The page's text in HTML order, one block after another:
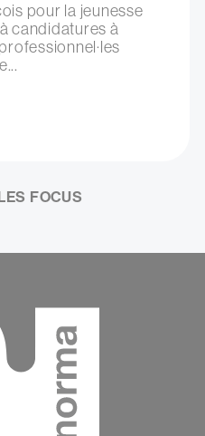
pour la jeunesse
candidatures à
FOCUS